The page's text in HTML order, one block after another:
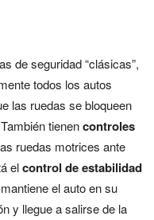
de seguridad “clásicas”,
todos los autos
las ruedas se bloqueen
tienencontroles
ruedas motrices ante
elcontrol de estabilidad
el auto en su
y llegue a salirse de la